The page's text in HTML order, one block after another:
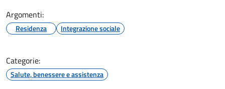
Argomenti:
Residenza Integrazione sociale
Categorie:
Salute, benessere e assistenza